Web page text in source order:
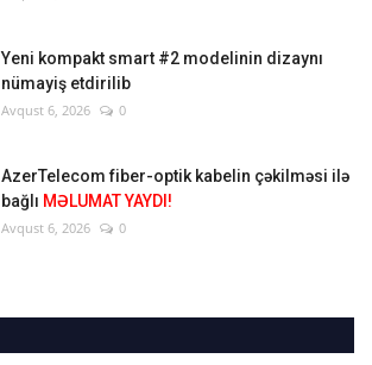
Yeni kompakt smart #2 modelinin dizaynı
nümayiş etdirilib
Avqust 6, 2026 0
AzerTelecom fiber-optik kabelin çəkilməsi ilə
bağlı MƏLUMAT YAYDI!
Avqust 6, 2026 0